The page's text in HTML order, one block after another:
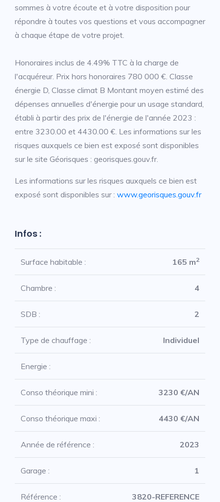
sommes à votre écoute et à votre disposition pour
répondre à toutes vos questions et vous accompagner
à chaque étape de votre projet.
Honoraires inclus de 4.49% TTC à la charge de
l'acquéreur. Prix hors honoraires 780 000 €. Classe
énergie D, Classe climat B Montant moyen estimé des
dépenses annuelles d'énergie pour un usage standard,
établi à partir des prix de l'énergie de l'année 2023 :
entre 3230.00 et 4430.00 €. Les informations sur les
risques auxquels ce bien est exposé sont disponibles
sur le site Géorisques : georisques.gouv.fr.
Les informations sur les risques auxquels ce bien est
exposé sont disponibles sur : www.georisques.gouv.fr
Infos :
Surface habitable : 165 m2
Chambre : 4
SDB : 2
Type de chauffage : Individuel
Energie :
Conso théorique mini : 3230 €/AN
Conso théorique maxi : 4430 €/AN
Année de référence : 2023
Garage : 1
Référence : 3820-REFERENCE